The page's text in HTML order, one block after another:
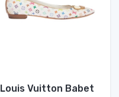
Louis Vuitton Babet